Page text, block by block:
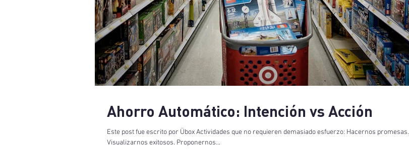
Ahorro Automático: Intención vs Acción
Este post fue escrito por Übox Actividades que no requieren demasiado esfuerzo: Hacernos promesas.
Visualizarnos exitosos. Proponernos...